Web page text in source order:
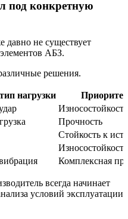
под конкретную
давно не существует
АБЗ.
решения.
нагрузки
Прочность
Стойкость к
Износостойкость
Комплексная
всегда начинает
условий эксплуатации